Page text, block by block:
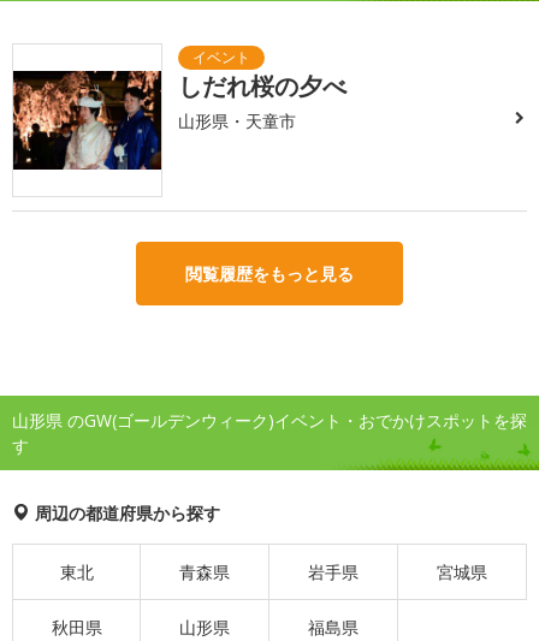
しだれ桜の夕べ
山形県・天童市
閲覧履歴をもっと見る
山形県 のGW(ゴールデンウィーク)イベント・おでかけスポットを探
す
周辺の都道府県から探す
東北 青森県 岩手県 宮城県
秋田県 山形県 福島県